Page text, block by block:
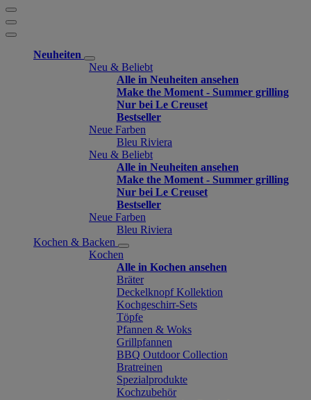
Neuheiten
Neu & Beliebt
Alle in Neuheiten ansehen
Make the Moment - Summer grilling
Nur bei Le Creuset
Bestseller
Neue Farben
Bleu Riviera
Neu & Beliebt
Alle in Neuheiten ansehen
Make the Moment - Summer grilling
Nur bei Le Creuset
Bestseller
Neue Farben
Bleu Riviera
Kochen & Backen
Kochen
Alle in Kochen ansehen
Bräter
Deckelknopf Kollektion
Kochgeschirr-Sets
Töpfe
Pfannen & Woks
Grillpfannen
BBQ Outdoor Collection
Bratreinen
Spezialprodukte
Kochzubehör